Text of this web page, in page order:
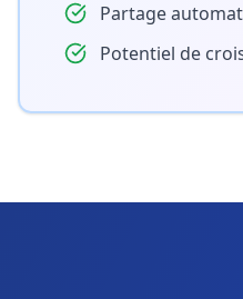
Partage
Potentiel de